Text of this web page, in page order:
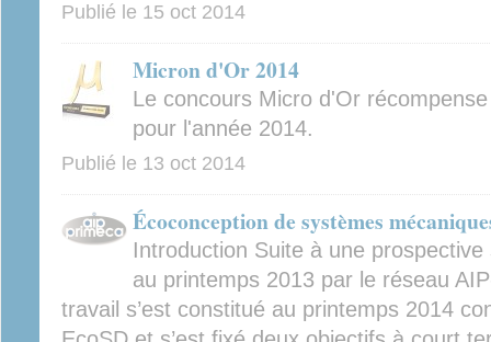
Publié le 15 oct 2014
Micron d'Or 2014
Le concours Micro d'Or
pour l'année 2014.
Publié le 13 oct 2014
Écoconception de systèmes
Introduction Suite à une prospective
au printemps 2013 par le réseau
travail s’est constitué au printemps 2014